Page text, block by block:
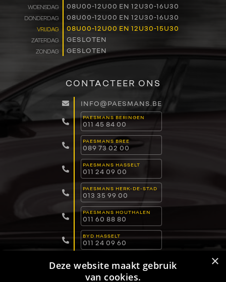
CONTACT
WOENSDAG 08U00-12U00 EN 12U30-16U30
DONDERDAG 08U00-12U00 EN 12U30-16U30
VRIJDAG 08U00-12U00 EN 12U30-15U30
ZATERDAG GESLOTEN
ZONDAG GESLOTEN
CONTACTEER ONS
INFO@PAESMANS.BE
PAESMANS BERINGEN
011 45 84 00
PAESMANS BREE
089 73 02 00
PAESMANS HASSELT
011 24 09 00
PAESMANS HERK-DE-STAD
013 35 99 00
PAESMANS HOUTHALEN
011 60 88 80
BYD HASSELT
011 24 09 60
011 15 04 00 ×
Deze website maakt gebruik
van cookies.